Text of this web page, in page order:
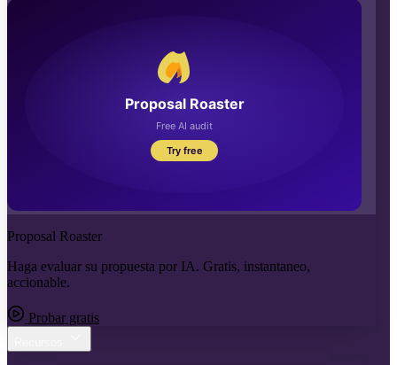
Proposal Roaster
Haga evaluar su propuesta por IA. Gratis, instantaneo,
accionable.
Probar gratis